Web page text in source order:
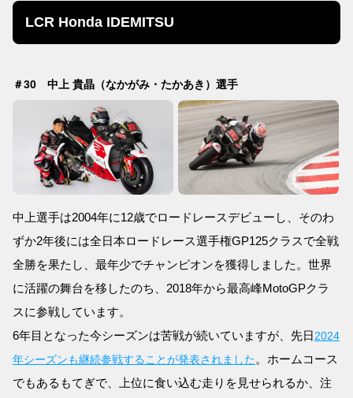
LCR Honda IDEMITSU
＃30 中上 貴晶（なかがみ・たかあき）選手
中上選手は2004年に12歳でロードレースデビューし、そのわ
ずか2年後には全日本ロードレース選手権GP125クラスで全戦
全勝を果たし、最年少でチャンピオンを獲得しました。世界
に活躍の舞台を移したのち、2018年から最高峰MotoGPクラ
スに参戦しています。
6年目となった今シーズンは苦戦が続いていますが、先日2024
年シーズンも継続参戦することが発表されました。ホームコース
でもあるもてぎで、上位に食い込む走りを見せられるか、注